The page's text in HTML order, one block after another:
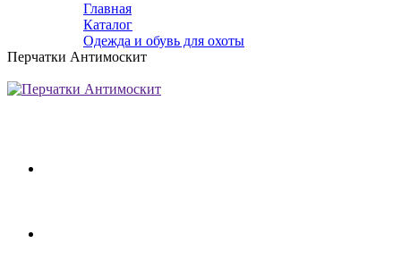
Главная
Каталог
Одежда и обувь для охоты
Перчатки Антимоскит